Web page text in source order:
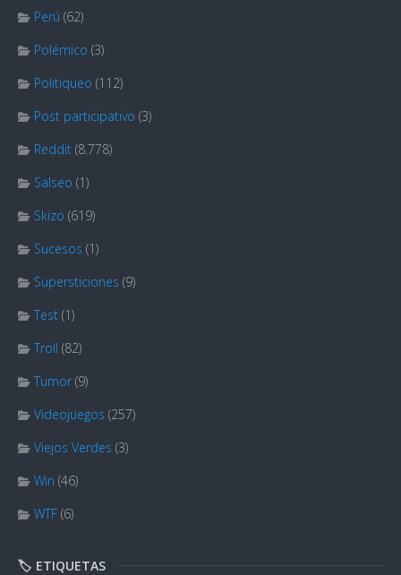
Perú (62)
Polémico (3)
Politiqueo (112)
Post participativo (3)
Reddit (8.778)
Salseo (1)
Skizo (619)
Sucesos (1)
Supersticiones (9)
Test (1)
Troll (82)
Tumor (9)
Videojuegos (257)
Viejos Verdes (3)
Win (46)
WTF (6)
🏷️ ETIQUETAS